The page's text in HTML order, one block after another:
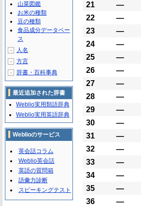
21
―
22
―
23
―
24
―
25
―
26
―
27
―
28
―
29
―
30
―
31
―
32
―
33
―
34
―
35
―
36
―
山菜図鑑
お米の種類
豆の種類
食品成分データベー
ス
＋ 人名
＋ 方言
＋ 辞書・百科事典
最近追加された辞書
Weblio実用類語辞典
Weblio実用英語辞典
Weblioのサービス
英会話コラム
Weblio英会話
英語の質問箱
語彙力診断
スピーキングテスト